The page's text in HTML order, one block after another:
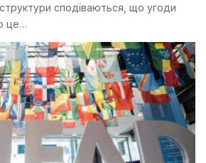
сподіваються, що угоди
це…